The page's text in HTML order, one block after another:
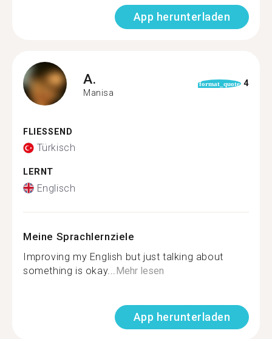
App herunterladen
A.
Manisa
format_quote 4
FLIESSEND
Türkisch
LERNT
Englisch
Meine Sprachlernziele
Improving my English but just talking about
something is okay... Mehr lesen
App herunterladen